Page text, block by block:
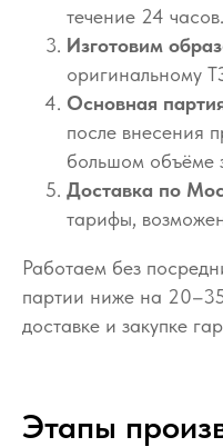
течение 24 часов.
Изготовим
оригинальному
Основная
после внесения
большом объёме
Доставка по
тарифы,
Работаем без
партии ниже на
доставке и закупке
Этапы